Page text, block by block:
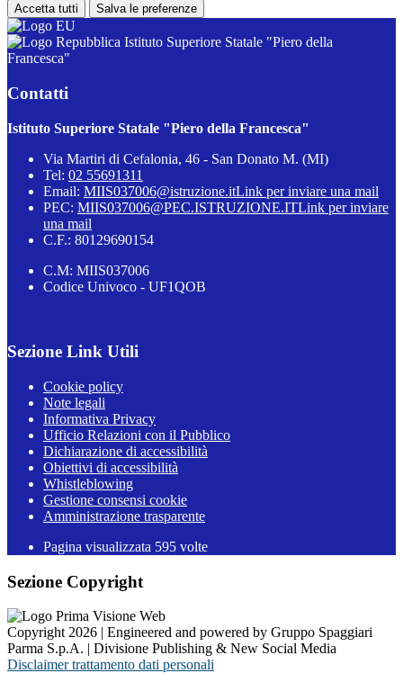
Accetta tutti Salva le preferenze
Istituto Superiore Statale "Piero della
Francesca"
Contatti
Istituto Superiore Statale "Piero della Francesca"
Via Martiri di Cefalonia, 46 - San Donato M. (MI)
Tel: 02 55691311
Email: MIIS037006@istruzione.itLink per inviare una mail
PEC: MIIS037006@PEC.ISTRUZIONE.ITLink per inviare
una mail
C.F.: 80129690154
C.M: MIIS037006
Codice Univoco - UF1QOB
Sezione Link Utili
Cookie policy
Note legali
Informativa Privacy
Ufficio Relazioni con il Pubblico
Dichiarazione di accessibilità
Obiettivi di accessibilità
Whistleblowing
Gestione consensi cookie
Amministrazione trasparente
Pagina visualizzata 595 volte
Sezione Copyright
Copyright 2026 | Engineered and powered by Gruppo Spaggiari
Parma S.p.A. | Divisione Publishing & New Social Media
Disclaimer trattamento dati personali